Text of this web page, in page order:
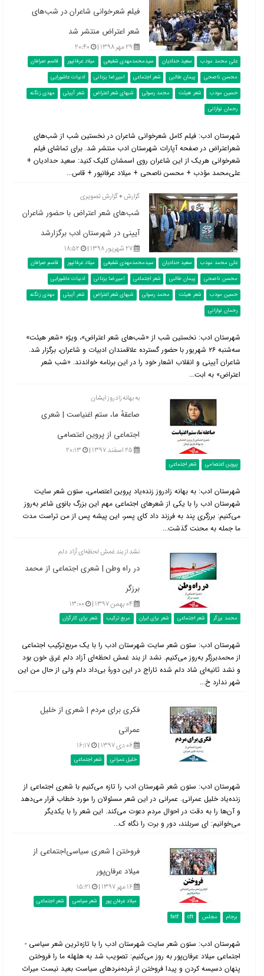
فیلم شعرخوانی شاعران در شب‌های
شعر اعتراض منتشر شد
۲۹ مهر ۱۳۹۸ | ۲۰:۴۰
علی محمد مودب سعید حدادیان سیدمحمدمهدی شفیعی میلاد عرفانپور
قاسم صرافان
محسن ناصحی
پیمان طالبی شعر اجتماعی امیررضا یزدانی
ادبیات عاشورایی
حسین مودب
شعر هیئت محمد رسولی شبهای شعر اعتراض شعر آییئی
مهدی زنگنه
رحمان نوازانی
شهرستان ادب: فیلم کامل شعرخوانی شاعران در نخستین شب از شب‌های
شعراعتراض در صفحه آپارات شهرستان ادب منتشر شد. برای تماشای فیلم
شعرخوانی هریک از این شاعران روی اسمشان کلیک کنید: سعید حدادیان +
علی‌محمد مؤدب + محسن ناصحی + میلاد عرفانپور + قاس...
گزارش + گزارش تصویری
شب‌های شعر اعتراض با حضور شاعران
آیینی در شهرستان ادب برگزارشد
۲۷ شهریور ۱۳۹۸ | ۱۸:۵۲
علی محمد مودب سعید حدادیان سیدمحمدمهدی شفیعی میلاد عرفانپور
قاسم صرافان
محسن ناصحی
پیمان طالبی شعر اجتماعی امیررضا یزدانی
ادبیات عاشورایی
حسین مودب
شعر هیئت محمد رسولی شبهای شعر اعتراض شعر آییئی
مهدی زنگنه
رحمان نوازانی
شهرستان ادب: نخستین شب از «شب‌های شعر اعتراض»، ویژه «شعر هیئت»
سه‌شنبه ۲۶ شهریور با حضور گسترده علاقمندان ادبیات و شاعران، برگزار شد.
شاعران آیینی و انقلاب اشعار خود را در این برنامه خواندند. «شب شعر
اعتراض» به ابت...
به بهانه زادروز ایشان
صاعقهٔ ما، ستم اغنیاست | شعری
اجتماعی از پروین اعتصامی
۲۵ اسفند ۱۳۹۷ | ۲۰:۱۳
پروین اعتصامی شعر اجتماعی
شهرستان ادب: به بهانه زادروز زنده‌یاد پروین اعتصامی، ستون شعر سایت
شهرستان ادب را با یکی از شعرهای اجتماعی مهم این بزرگ بانوی شاعر به‌روز
می‌کنیم: برزگری پند به فرزند داد کای پسر، این پیشه پس از من تراست مدت
ما جمله به محنت گذشت...
نشد از بند غمش لحظه‌ای آزاد دلم
در راه وطن | شعری اجتماعی از محمد
برزگر
۰۴ بهمن ۱۳۹۷ | ۱۳:۰۰
محمد برزگر شعر اجتماعی شعر برای ایران مربع ترکیب شعر برای کارگران
شهرستان ادب: ستون شعر سایت شهرستان ادب را با یک مربع‌ترکیب اجتماعی
از محمدبرزگر به‌روز می‌کنیم. ‎نشد از بند غمش لحظه‌ای آزاد دلم ‎غرق خون بود
و نشد ثانیه‌ای شاد دلم ‎شده تاراج در این دورۀ بی‌داد دلم ‎ولی از حال من این
شهر ندارد خ...
فکری برای مردم | شعری از خلیل
عمرانی
۰۶ دی ۱۳۹۷ | ۱۶:۱۷
خلیل عمرانی شعر اجتماعی
شهرستان ادب: ستون شعر شهرستان ادب را تازه می‌کنیم با شعری اجتماعی از
زنده‌یاد خلیل عمرانی. عمرانی در این شعر مسئولان را مورد خطاب قرار می‌دهد
و آن‌ها را به دقت در احوال مردم دعوت می‌کند. این شعر را با یکدیگر
می‌خوانیم: ای سربلند، دور و برت را نگاه ک...
فروختن | شعری سیاسی‌اجتماعی از
میلاد عرفان‌پور
۱۶ مهر ۱۳۹۷ | ۱۵:۲۱
میلاد عرفان پور شعر سیاسی
شعر اجتماعی
برجام
مجلس fatf cft
شهرستان ادب: ستون شعر سایت شهرستان ادب را با تازه‌ترین شعر سیاسی -
اجتماعی میلاد عرفان‌پور به روز می‌کنیم: تصویب شد به هلهله ما را فروختن
پنهان دسیسه کردن و پیدا فروختن از مُرده‌مَردهای سیاست بعید نیست میراث